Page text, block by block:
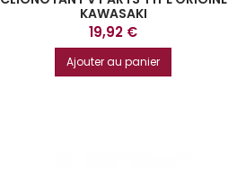
KAWASAKI
Prix
19,92 €
Ajouter au panier